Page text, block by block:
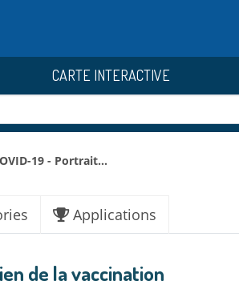
CARTE INTERACTIVE
19 - Portrait...
Applications
de la vaccination